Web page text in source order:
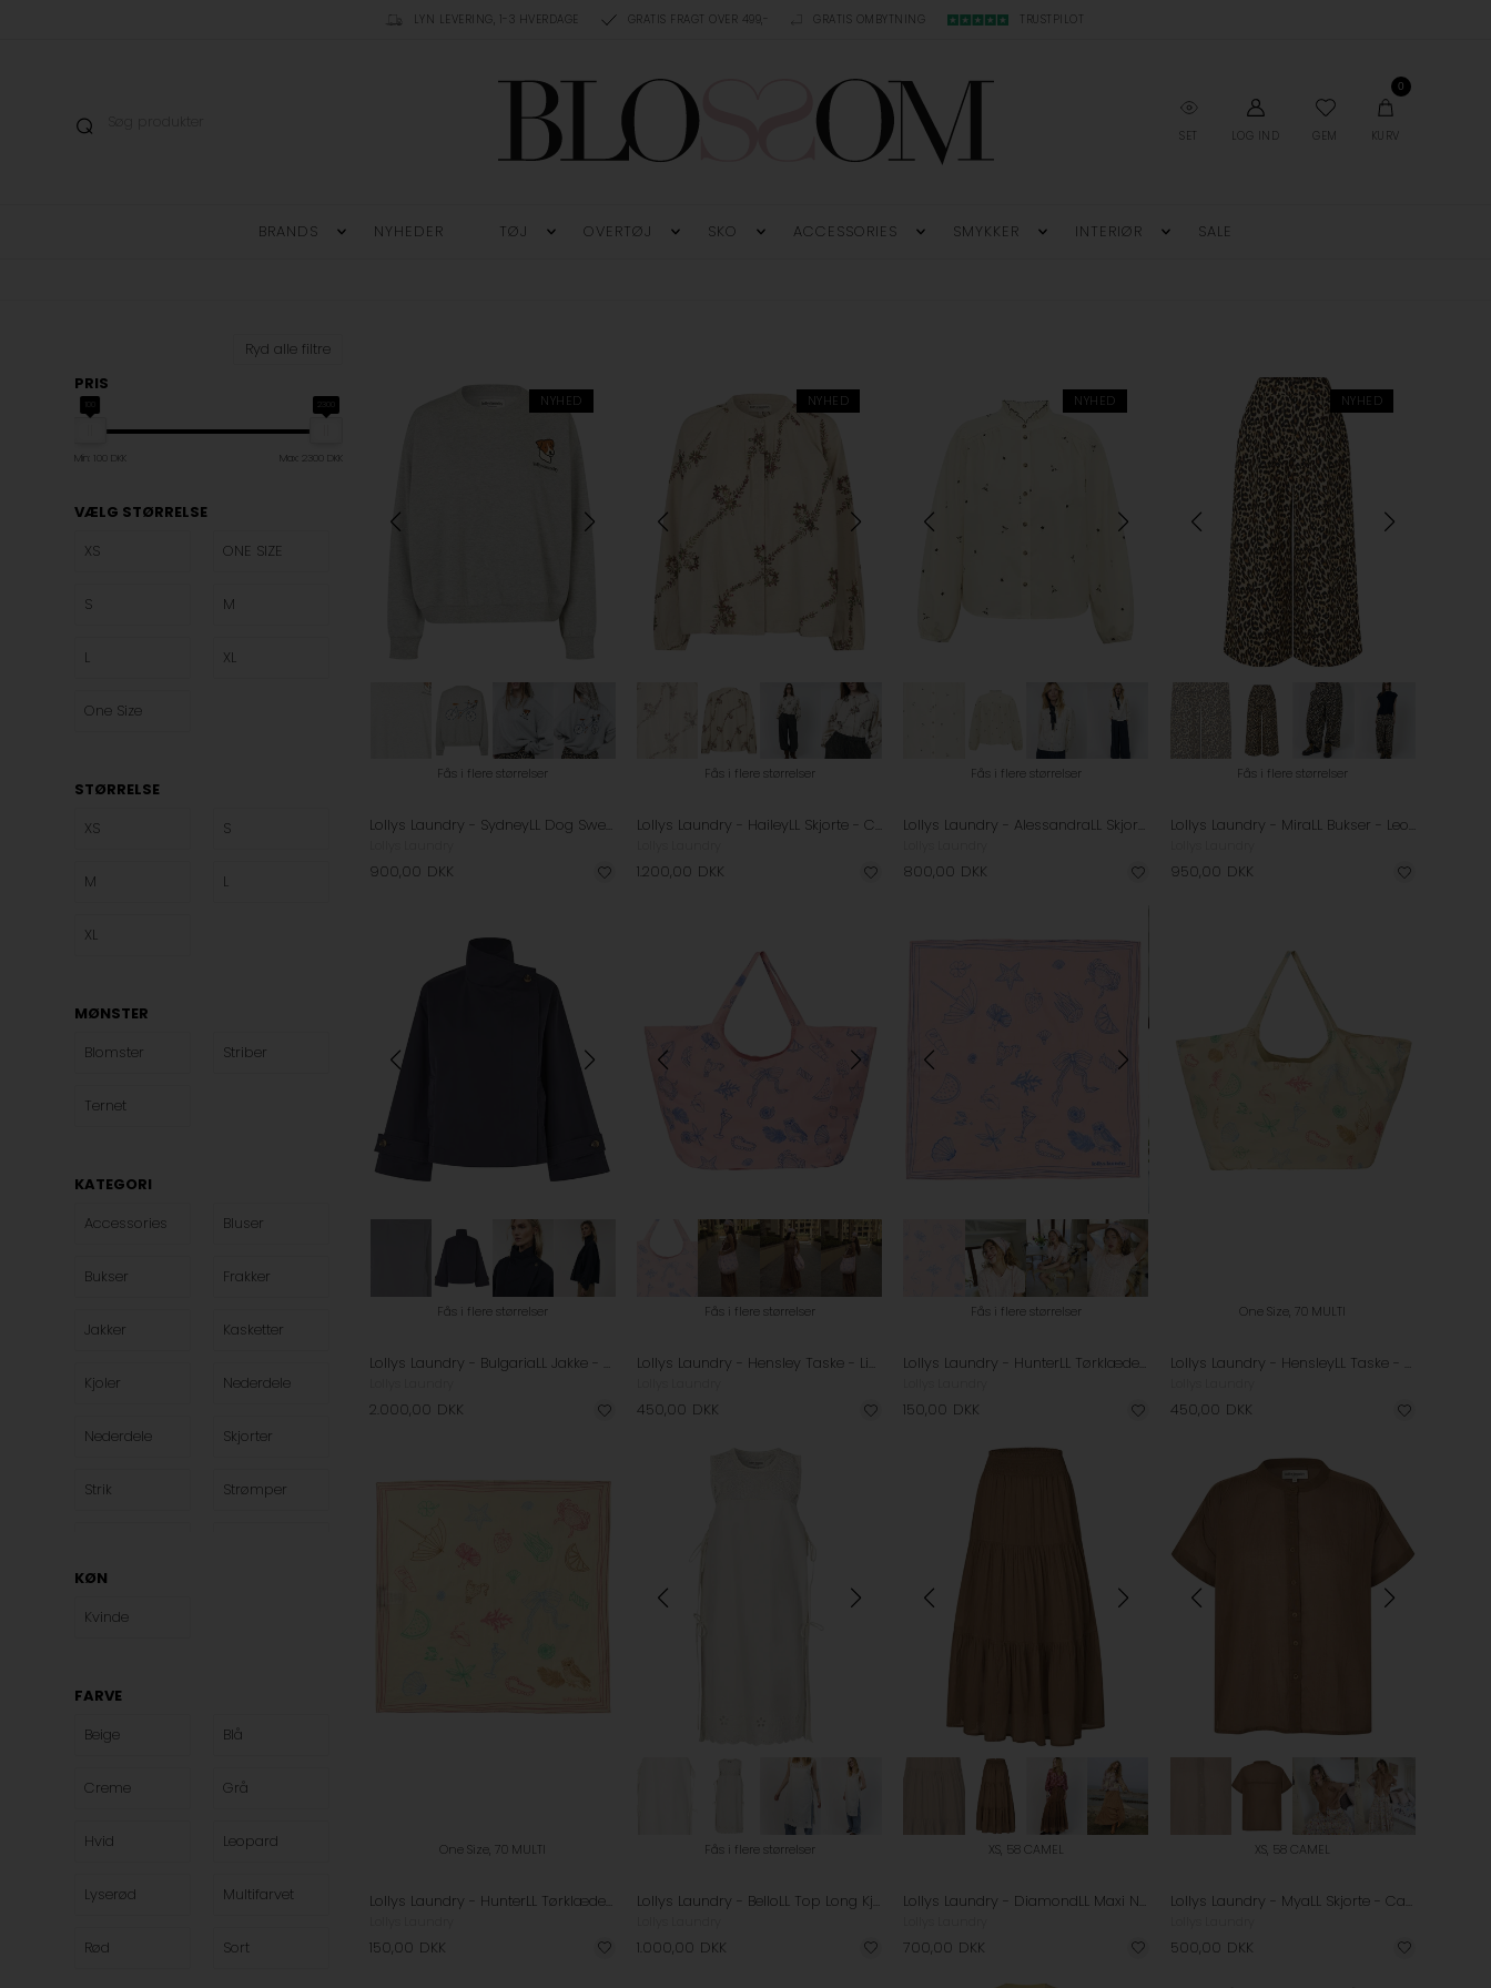
LYN LEVERING, 1-3 HVERDAGE GRATIS FRAGT OVER 499,- GRATIS OMBYTNING TRUSTPILOT
SET LOG IND GEM
0
KURV
BRANDS NYHEDER TØJ OVERTØJ SKO ACCESSORIES SMYKKER INTERIØR SALE
Ryd alle filtre
PRIS
2300
Min: 100 DKK Max: 2300 DKK
VÆLG STØRRELSE
XS
ONE SIZE
S M
L XL
One Size
STØRRELSE
XS
S
M L
XL
MØNSTER
Blomster
Striber
Ternet
KATEGORI
Accessories
Bluser
Bukser Frakker
Jakker Kasketter
Kjoler Nederdele
Nederdele Skjorter
Strik Strømper
KØN
Kvinde
FARVE
Beige
Blå
Creme Grå
Hvid Leopard
Lyserød Multifarvet
Rød Sort
NYHED
Fås i flere størrelser
Lollys Laundry - SydneyLL Dog Sweatshirt - Light Grey Melange
900,00 DKK
NYHED
Fås i flere størrelser
Lollys Laundry - HaileyLL Skjorte - Creme
1.200,00 DKK
NYHED
Fås i flere størrelser
Lollys Laundry - AlessandraLL Skjorte - Flower Print
800,00 DKK
NYHED
Fås i flere størrelser
Lollys Laundry - MiraLL Bukser - Leopard Print
950,00 DKK
Fås i flere størrelser
Lollys Laundry - BulgariaLL Jakke - Dark Navy
2.000,00 DKK
Fås i flere størrelser
Lollys Laundry - Hensley Taske - Light Pink
450,00 DKK
Fås i flere størrelser
Lollys Laundry - HunterLL Tørklæde - Light Pink
150,00 DKK
One Size, 70 MULTI
Lollys Laundry - HensleyLL Taske - Multi
450,00 DKK
One Size, 70 MULTI
Lollys Laundry - HunterLL Tørklæde - Multi
150,00 DKK
Fås i flere størrelser
Lollys Laundry - BelloLL Top Long Kjole - White
1.000,00 DKK
XS, 58 CAMEL
Lollys Laundry - DiamondLL Maxi Nederdel - Camel
700,00 DKK
XS, 58 CAMEL
Lollys Laundry - MyaLL Skjorte - Camel
500,00 DKK